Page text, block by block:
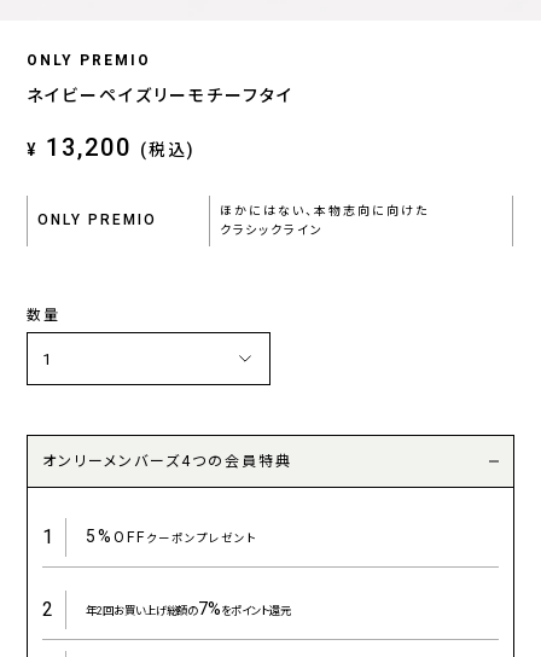
ONLY PREMIO
ネイビーペイズリーモチーフタイ
¥ 13,200 (税込)
ONLY PREMIO
ほかにはない、本物志向に向けた
クラシックライン
数量
オンリーメンバーズ4つの会員特典
1 5%OFFクーポンプレゼント
2 年2回お買い上げ総額の7%をポイント還元